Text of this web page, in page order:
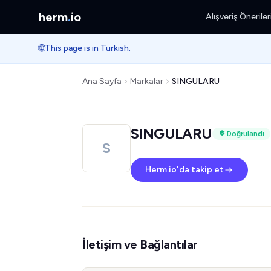
herm.io Alışveriş Önerileri
🌐This page is in Turkish.
Ana Sayfa Markalar SINGULARU
S
SINGULARU Doğrulandı
Herm.io'da takip et
İletişim ve Bağlantılar